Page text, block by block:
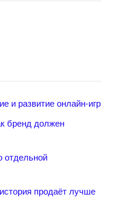
и развитие онлайн-игр
бренд должен
отдельной
продаёт лучше